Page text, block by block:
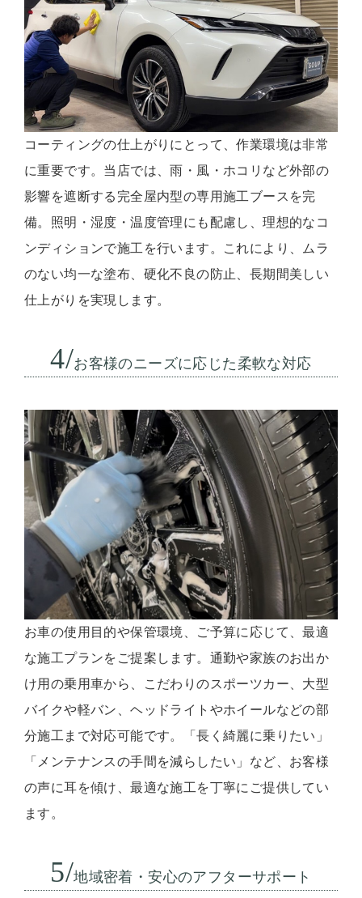
コーティングの仕上がりにとって、作業環境は非常
に重要です。当店では、雨・風・ホコリなど外部の
影響を遮断する完全屋内型の専用施工ブースを完
備。照明・湿度・温度管理にも配慮し、理想的なコ
ンディションで施工を行います。これにより、ムラ
のない均一な塗布、硬化不良の防止、長期間美しい
仕上がりを実現します。
4/お客様のニーズに応じた柔軟な対応
お車の使用目的や保管環境、ご予算に応じて、最適
な施工プランをご提案します。通勤や家族のお出か
け用の乗用車から、こだわりのスポーツカー、大型
バイクや軽バン、ヘッドライトやホイールなどの部
分施工まで対応可能です。「長く綺麗に乗りたい」
「メンテナンスの手間を減らしたい」など、お客様
の声に耳を傾け、最適な施工を丁寧にご提供してい
ます。
5/地域密着・安心のアフターサポート